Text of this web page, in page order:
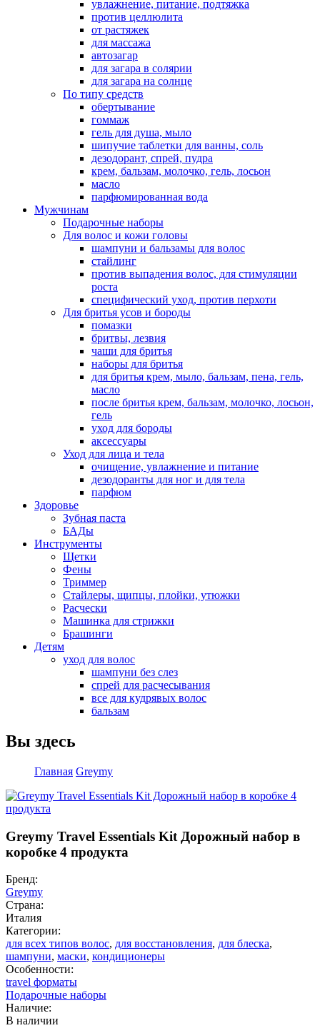
увлажнение, питание, подтяжка
против целлюлита
от растяжек
для массажа
автозагар
для загара в солярии
для загара на солнце
По типу средств
обертывание
гоммаж
гель для душа, мыло
шипучие таблетки для ванны, соль
дезодорант, спрей, пудра
крем, бальзам, молочко, гель, лосьон
масло
парфюмированная вода
Мужчинам
Подарочные наборы
Для волос и кожи головы
шампуни и бальзамы для волос
стайлинг
против выпадения волос, для стимуляции
роста
специфический уход, против перхоти
Для бритья усов и бороды
помазки
бритвы, лезвия
чаши для бритья
наборы для бритья
для бритья крем, мыло, бальзам, пена, гель,
масло
после бритья крем, бальзам, молочко, лосьон,
гель
уход для бороды
аксессуары
Уход для лица и тела
очищение, увлажнение и питание
дезодоранты для ног и для тела
парфюм
Здоровье
Зубная паста
БАДы
Инструменты
Щетки
Фены
Триммер
Стайлеры, щипцы, плойки, утюжки
Расчески
Машинка для стрижки
Брашинги
Детям
уход для волос
шампуни без слез
спрей для расчесывания
все для кудрявых волос
бальзам
Вы здесь
Главная Greymy
Greymy Travel Essentials Kit Дорожный набор в
коробке 4 продукта
Бренд:
Greymy
Страна:
Италия
Категории:
для всех типов волос, для восстановления, для блеска,
шампуни, маски, кондиционеры
Особенности:
travel форматы
Подарочные наборы
Наличие:
В наличии